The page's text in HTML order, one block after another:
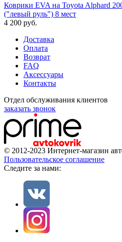
Коврики EVA на Toyota Alphard
("левый руль") 8 мест
4 200 руб.
Доставка
Оплата
Возврат
FAQ
Аксессуары
Контакты
Отдел обслуживания клиентов
заказать звонок
© 2012-2023 Интернет-магазин
Пользовательское соглашение
Cледите за нами: